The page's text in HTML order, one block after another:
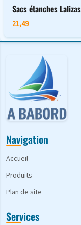
Sacs étanches
21,49
Navigation
Accueil
Produits
Plan de site
Services